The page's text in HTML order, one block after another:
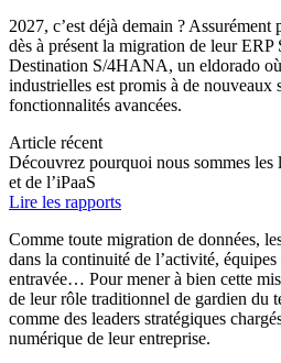
2027, c’est déjà demain ?
dès à présent la migration de leur ERP
Destination S/4HANA, un eldorado
industrielles est promis à de nouveaux
fonctionnalités avancées.
Article récent
Découvrez pourquoi nous sommes les
et de l’iPaaS
Lire les rapports
Comme toute migration de données,
dans la continuité de l’activité, équipes
entravée… Pour mener à bien cette
de leur rôle traditionnel de gardien du
comme des leaders stratégiques
numérique de leur entreprise.